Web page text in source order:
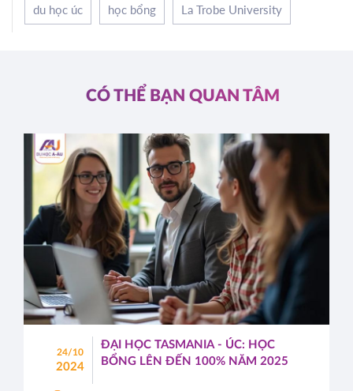
du học úc học bổng La Trobe University
CÓ THỂ BẠN QUAN TÂM
24/10
2024
ĐẠI HỌC TASMANIA - ÚC: HỌC
BỔNG LÊN ĐẾN 100% NĂM 2025